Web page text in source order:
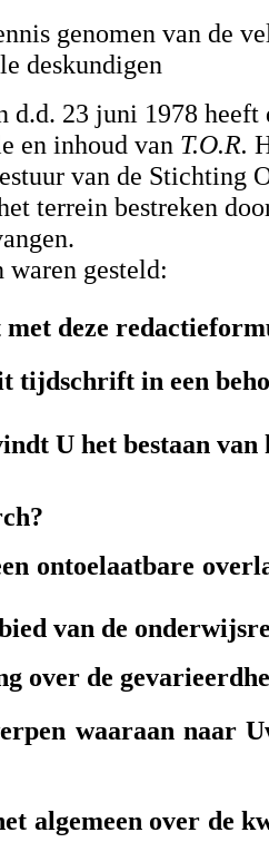
genomen van de
deskundigen
d.d. 23 juni 1978 heeft
en inhoud van T.O.R.
van de Stichting
terrein bestreken
waren gesteld:
deze
tijdschrift in een
U het bestaan van
ontoelaatbare
van de
over de
waaraan naar
algemeen over de